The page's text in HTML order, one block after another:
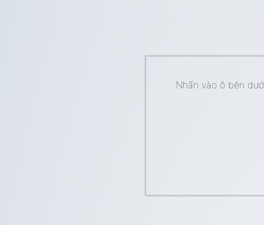
Nhấn vào ô bên